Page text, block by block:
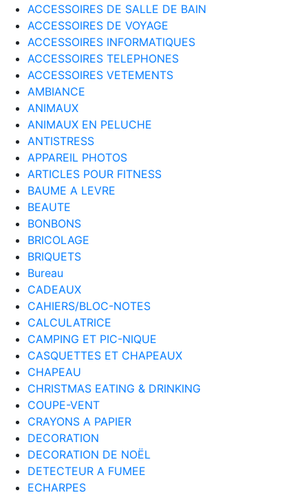
ACCESSOIRES DE SALLE DE BAIN
ACCESSOIRES DE VOYAGE
ACCESSOIRES INFORMATIQUES
ACCESSOIRES TELEPHONES
ACCESSOIRES VETEMENTS
AMBIANCE
ANIMAUX
ANIMAUX EN PELUCHE
ANTISTRESS
APPAREIL PHOTOS
ARTICLES POUR FITNESS
BAUME A LEVRE
BEAUTE
BONBONS
BRICOLAGE
BRIQUETS
Bureau
CADEAUX
CAHIERS/BLOC-NOTES
CALCULATRICE
CAMPING ET PIC-NIQUE
CASQUETTES ET CHAPEAUX
CHAPEAU
CHRISTMAS EATING & DRINKING
COUPE-VENT
CRAYONS A PAPIER
DECORATION
DECORATION DE NOËL
DETECTEUR A FUMEE
ECHARPES